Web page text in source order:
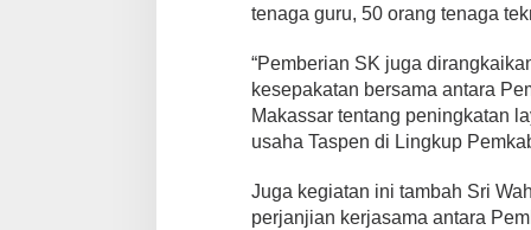
tenaga guru, 50 orang tenaga
“Pemberian SK juga
kesepakatan bersama antara
Makassar tentang peningkatan
usaha Taspen di Lingkup
Juga kegiatan ini tambah Sri
perjanjian kerjasama antara